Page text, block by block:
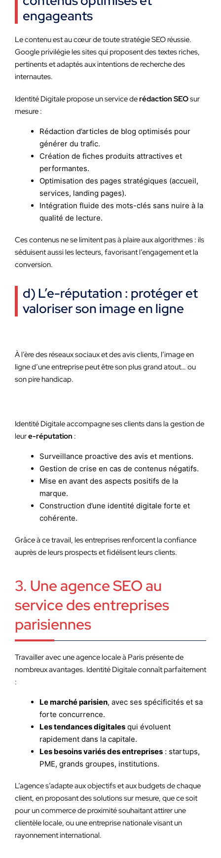
engageants
Le contenu est au cœur de toute stratégie SEO réussie.
Google privilégie les sites qui proposent des textes riches,
pertinents et adaptés aux intentions de recherche des
internautes.
Identité Digitale propose un service derédaction SEOsur
mesure :
Rédaction d’articles de blog optimisés pour
générer du trafic.
Création de fiches produits attractives et
performantes.
Optimisation des pages stratégiques (accueil,
services, landing pages).
Intégration fluide des mots-clés sans nuire à la
qualité de lecture.
Ces contenus ne se limitent pas à plaire aux algorithmes : ils
séduisent aussi les lecteurs, favorisant l’engagement et la
conversion.
d) L’e-réputation : protéger et
valoriser son image en ligne
À l’ère des réseaux sociaux et des avis clients, l’image en
ligne d’une entreprise peut être son plus grand atout… ou
son pire handicap.
Identité Digitale accompagne ses clients dans la gestion de
leure-réputation :
Surveillance proactive des avis et mentions.
Gestion de crise en cas de contenus négatifs.
Mise en avant des aspects positifs de la
marque.
Construction d’une identité digitale forte et
cohérente.
Grâce à ce travail, les entreprises renforcent la confiance
auprès de leurs prospects et fidélisent leurs clients.
3. Une agence SEO au
service des entreprises
parisiennes
Travailler avec une agence locale à Paris présente de
nombreux avantages. Identité Digitale connaît parfaitement
:
Le marché parisien, avec ses spécificités et sa
forte concurrence.
Les tendances digitales qui évoluent
rapidement dans la capitale.
Les besoins variés des entreprises : startups,
PME, grands groupes, institutions.
L’agence s’adapte aux objectifs et aux budgets de chaque
client, en proposant des solutions sur mesure, que ce soit
pour un commerce de proximité souhaitant attirer une
clientèle locale, ou une entreprise nationale visant un
rayonnement international.